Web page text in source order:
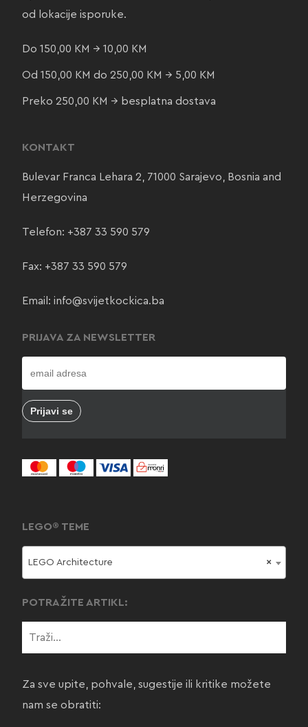
od lokacije isporuke.
Do 150,00 KM → 10,00 KM
Od 150,00 KM do 250,00 KM → 5,00 KM
Preko 250,00 KM → besplatna dostava
KONTAKT
Bulevar Franca Lehara 2, 71000 Sarajevo, Bosnia and
Herzegovina
Telefon: +387 33 590 579
Fax: +387 33 590 579
Email: info@svijetkockica.ba
PRIJAVA ZA NEWSLETTER
LEGO® TEME
×
LEGO Architecture
POTRAŽITE ARTIKL:
Za sve upite, pohvale, sugestije ili kritike možete
nam se obratiti: